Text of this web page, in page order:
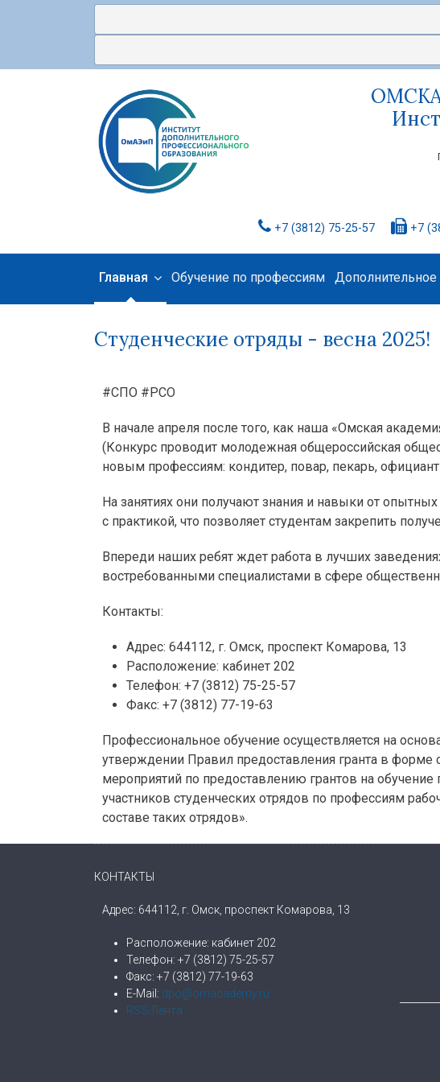
+7 (3812) 75-25-57 +7
Главная Обучение по профессиям Дополнительное
Студенческие отряды - весна 2025!
#СПО #РСО
В начале апреля после того, как наша «Омская
(Конкурс проводит молодежная общероссийская
новым профессиям: кондитер, повар, пекарь, официант
На занятиях они получают знания и навыки от
с практикой, что позволяет студентам закрепить
Впереди наших ребят ждет работа в лучших
востребованными специалистами в сфере
Контакты:
Адрес: 644112, г. Омск, проспект Комарова, 13
Расположение: кабинет 202
Телефон: +7 (3812) 75-25-57
Факс: +7 (3812) 77-19-63
Профессиональное обучение осуществляется на
утверждении Правил предоставления гранта в
мероприятий по предоставлению грантов на
участников студенческих отрядов по профессиям
составе таких отрядов».
КОНТАКТЫ
Адрес: 644112, г. Омск, проспект Комарова, 13
Расположение: кабинет 202
Телефон: +7 (3812) 75-25-57
Факс: +7 (3812) 77-19-63
E-Mail: dpo@omacademy.ru
RSS-Лента